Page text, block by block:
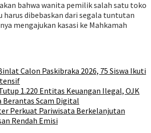
bahwa wanita pemilik salah satu toko
harus dibebaskan dari segala tuntutan
mengajukan kasasi ke Mahkamah
Calon Paskibraka 2026, 75 Siswa Ikuti
1.220 Entitas Keuangan Ilegal, OJK
Berantas Scam Digital
Perkuat Pariwisata Berkelanjutan
Rendah Emisi